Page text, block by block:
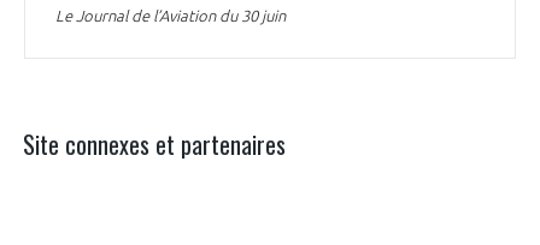
Le Journal de l’Aviation du 30 juin
Site connexes et partenaires